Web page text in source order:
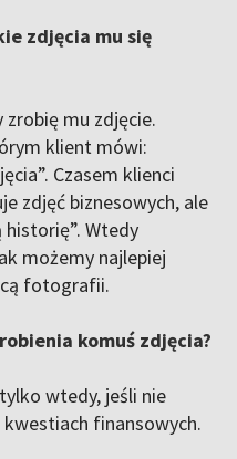
zdjęcia mu się
mu zdjęcie.
klient mówi:
Czasem klienci
zdjęć biznesowych, ale
Wtedy
możemy najlepiej
fotografii.
komuś zdjęcia?
wtedy, jeśli nie
finansowych.